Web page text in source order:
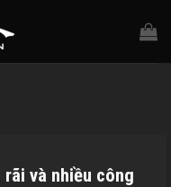
và nhiều công